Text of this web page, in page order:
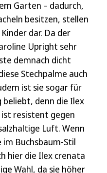
Garten – dadurch,
besitzen, stellen
dar. Da der
Upright sehr
demnach dicht
Stechpalme auch
ist sie sogar für
beliebt, denn die Ilex
resistent gegen
Luft. Wenn
im Buchsbaum-Stil
hier die Ilex crenata
Wahl, da sie höher